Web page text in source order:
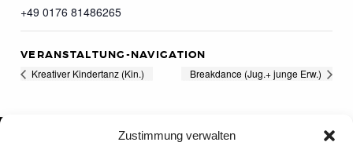
Zustimmung verwalten
+49 0176 81486265
VERANSTALTUNG-NAVIGATION
Kreativer Kindertanz (Kin.) Breakdance (Jug.+ junge Erw.)